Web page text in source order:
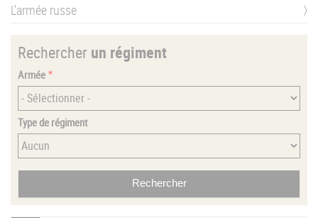
L'armée russe
Rechercher un régiment
Armée
Type de régiment